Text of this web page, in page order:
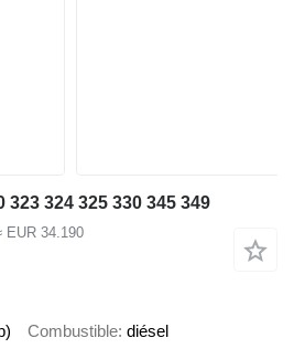
324 325 330 345 349
EUR 34.190
Combustible diésel